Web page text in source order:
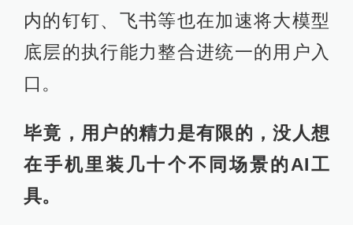
内的钉钉、飞书等也在加速将大模型
底层的执行能力整合进统一的用户入
口。
毕竟，用户的精力是有限的，没人想
在手机里装几十个不同场景的AI工
具。